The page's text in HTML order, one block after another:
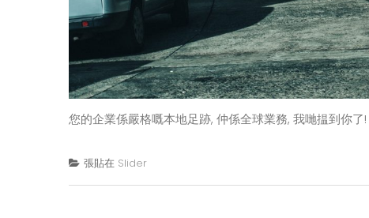
您的企業係嚴格嘅本地足跡, 仲係全球業務, 我哋揾到你了!
張貼在 Slider